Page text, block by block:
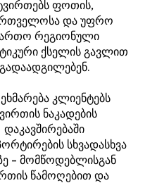
ფოთის,
და უფრო
რეგიონული
ქსელის გავლით
გადაადგილებენ.
ეხმარება კლიენტებს
ნაკადების
დაკავშირებაში
სხვადასხვა
- მომწოდებლისგან
წამოღებით და